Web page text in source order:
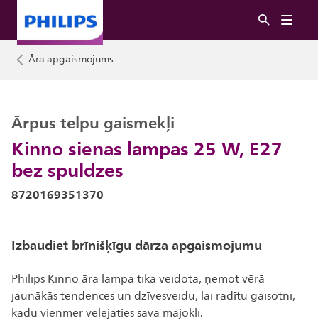
Āra apgaismojums
Kinno sienas lampas 25 W, E27
bez spuldzes
Ārpus telpu gaismekļi
8720169351370
Izbaudiet brīnišķīgu dārza apgaismojumu
Philips Kinno āra lampa tika veidota, ņemot vērā
jaunākās tendences un dzīvesveidu, lai radītu gaisotni,
kādu vienmēr vēlējāties savā mājoklī.